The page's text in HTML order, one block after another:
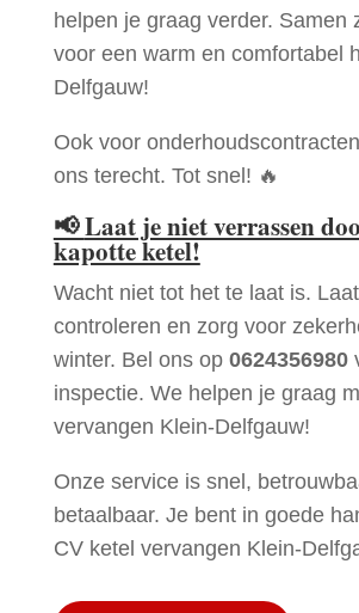
helpen je graag verder. Samen
voor een warm en comfortabel
Delfgauw!
Ook voor
ons terecht. Tot snel! 🔥
📢Laat je niet verrassen
kapotte ketel!
Wacht niet tot het te laat is.
controleren en zorg voor
winter. Bel ons op 0624356980
inspectie. We helpen je graag
vervangen Klein-Delfgauw!
Onze service is snel,
betaalbaar. Je bent in goede
CV ketel vervangen Klein-